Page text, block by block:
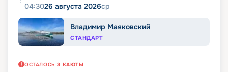
04:3026 августа 2026ср
Владимир Маяковский
СТАНДАРТ
ОСТАЛОСЬ 3 КАЮТЫ